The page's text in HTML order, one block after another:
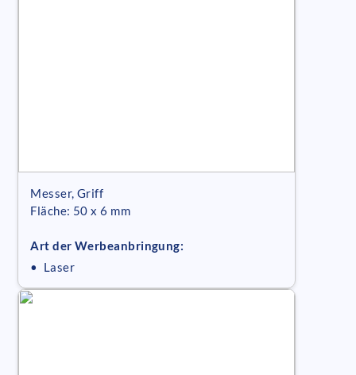
Messer, Griff
Fläche: 50 x 6 mm
Art der Werbeanbringung:
• Laser